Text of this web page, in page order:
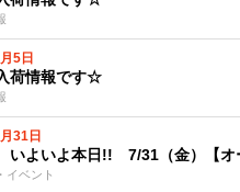
5日
荷情報です☆
31日
イベント
いよいよ本日!! 7/31（金）【オ